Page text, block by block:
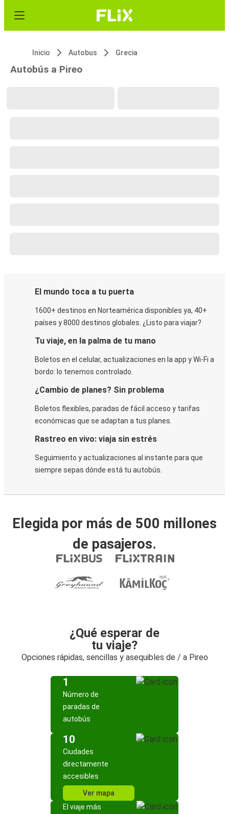
Inicio Autobus Grecia
Autobús a Pireo
El mundo toca a tu puerta
1600+ destinos en Norteamérica disponibles ya, 40+
países y 8000 destinos globales. ¿Listo para viajar?
Tu viaje, en la palma de tu mano
Boletos en el celular, actualizaciones en la app y Wi-Fi a
bordo: lo tenemos controlado.
¿Cambio de planes? Sin problema
Boletos flexibles, paradas de fácil acceso y tarifas
económicas que se adaptan a tus planes.
Rastreo en vivo: viaja sin estrés
Seguimiento y actualizaciones al instante para que
siempre sepas dónde está tu autobús.
Elegida por más de 500 millones
de pasajeros.
¿Qué esperar de
tu viaje?
Opciones rápidas, sencillas y asequibles de / a Pireo
1
Número de
paradas de
autobús
10
Ciudades
directamente
accesibles
Ver mapa
El viaje más